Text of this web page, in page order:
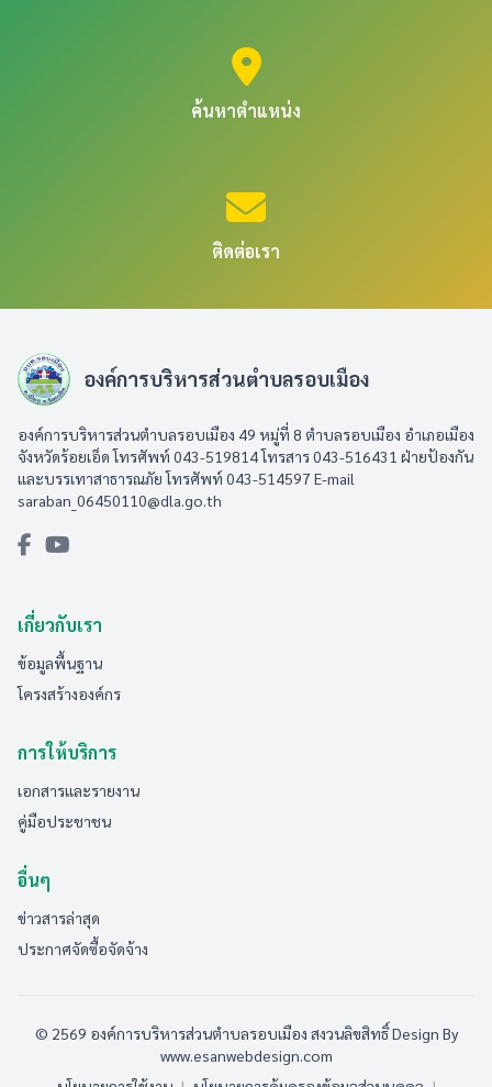
ค้นหาตำแหน่ง
ติดต่อเรา
องค์การบริหารส่วนตำบลรอบเมือง
องค์การบริหารส่วนตำบลรอบเมือง 49 หมู่ที่ 8 ตำบลรอบเมือง อำเภอเมือง
จังหวัดร้อยเอ็ด โทรศัพท์ 043-519814 โทรสาร 043-516431​ ฝ่ายป้องกัน
และบรรเทาสาธารณภัย โทรศัพท์ 043-514597 E-mail
saraban_06450110@dla.go.th
เกี่ยวกับเรา
ข้อมูลพื้นฐาน
โครงสร้างองค์กร
การให้บริการ
เอกสารและรายงาน
คู่มือประชาชน
อื่นๆ
ข่าวสารล่าสุด
ประกาศจัดซื้อจัดจ้าง
© 2569 องค์การบริหารส่วนตำบลรอบเมือง สงวนลิขสิทธิ์Design By
www.esanwebdesign.com